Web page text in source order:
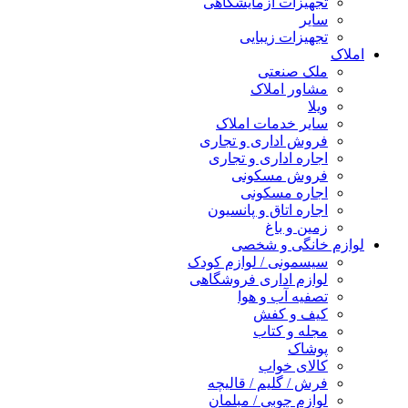
زیبایی
صنعتی
املاک
خدمات املاک
اداری و تجاری
اداری و تجاری
مسکونی
مسکونی
اتاق و پانسیون
خانگی و شخصی
/ لوازم کودک
اداری فروشگاهی
آب و هوا
و کفش
و کتاب
خواب
/ گلیم / قالیچه
چوبی / مبلمان